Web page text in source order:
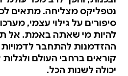
נטפליקס מצליחה. מתאים
סיפורים על גילוי עצמי,
להיות מי שאתה באמת. אל
ההזדמנות להתחבר
קוראים ברחבי העולם
יכולה לשנות הכל.